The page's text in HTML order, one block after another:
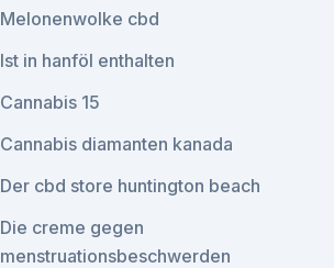
Melonenwolke cbd
Ist in hanföl enthalten
Cannabis 15
Cannabis diamanten kanada
Der cbd store huntington beach
Die creme gegen
menstruationsbeschwerden